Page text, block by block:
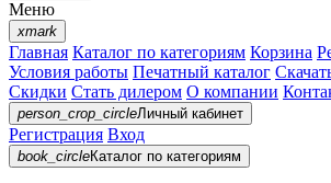
Меню
xmark
Главная Каталог по категориям Корзина
Условия работы Печатный каталог
Скидки Стать дилером О компании
person_crop_circleЛичный кабинет
Регистрация Вход
book_circleКаталог по категориям